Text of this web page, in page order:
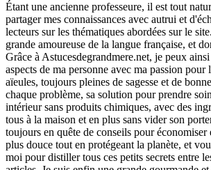
Étant une ancienne professeure, il est tout
partager mes connaissances avec autrui et
lecteurs sur les thématiques abordées sur le
grande amoureuse de la langue française, et
Grâce à Astucesdegrandmere.net, je peux
aspects de ma personne avec ma passion pour
aïeules, toujours pleines de sagesse et de
chaque problème, sa solution pour prendre
intérieur sans produits chimiques, avec des
tous à la maison et en plus sans vider son
toujours en quête de conseils pour économiser
plus douce tout en protégeant la planète, et
moi pour distiller tous ces petits secrets entre